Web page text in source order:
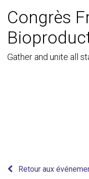
Congrès
Gather and unite all
Retour aux